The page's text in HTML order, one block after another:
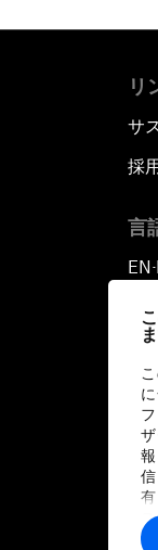
リ
サ
採
言
EN ▪